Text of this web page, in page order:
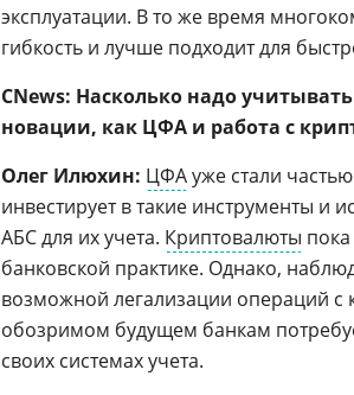
эксплуатации. В то же время
гибкость и лучше подходит для
CNews: Насколько надо
новации, как ЦФА и работа с
Олег Илюхин: ЦФАуже стали
инвестирует в такие инструменты и
АБС для их учета. Криптовалюты
банковской практике. Однако,
возможной легализации операций
обозримом будущем банкам
своих системах учета.